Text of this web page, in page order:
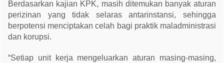
Berdasarkan kajian KPK, masih ditemukan banyak aturan
perizinan yang tidak selaras antarinstansi, sehingga
berpotensi menciptakan celah bagi praktik maladministrasi
dan korupsi.
“Setiap unit kerja mengeluarkan aturan masing-masing,